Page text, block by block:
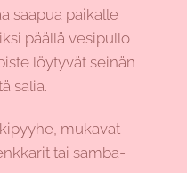
saapua paikalle
päällä vesipullo
löytyvät seinän
salia.
mukavat
tai samba-